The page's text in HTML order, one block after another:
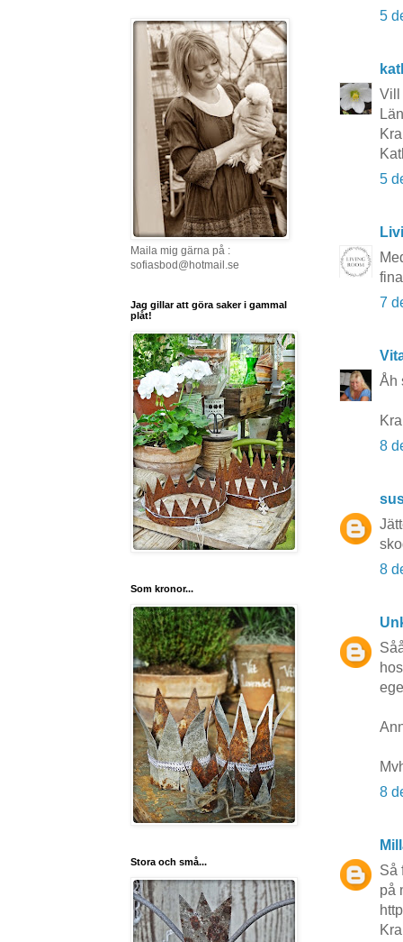
5
Vill
5
7
Åh
8
8
8
Så
på
Maila mig gärna på :
sofiasbod@hotmail.se
Jag gillar att göra saker i gammal
plåt!
Som kronor...
Stora och små...